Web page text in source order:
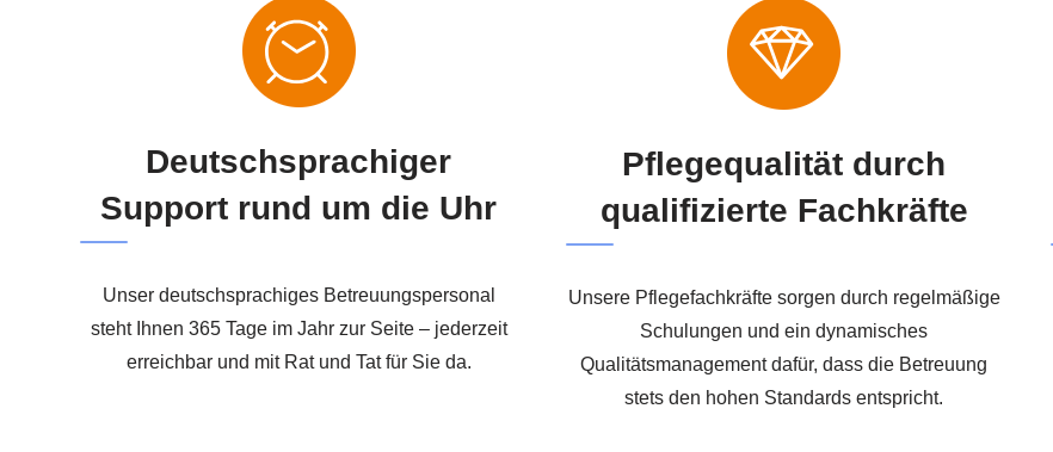
Deutschsprachiger
Support rund um die Uhr
Unser deutschsprachiges Betreuungspersonal
steht Ihnen 365 Tage im Jahr zur Seite – jederzeit
erreichbar und mit Rat und Tat für Sie da.
Pflegequalität durch
qualifizierte Fachkräfte
Unsere Pflegefachkräfte sorgen durch regelmäßige
Schulungen und ein dynamisches
Qualitätsmanagement dafür, dass die Betreuung
stets den hohen Standards entspricht.